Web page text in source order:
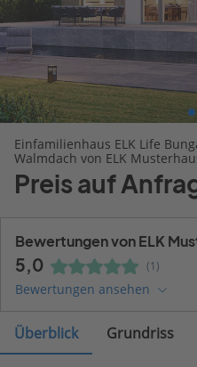
Einfamilienhaus ELK Life
Walmdach von ELK
Preis auf
Bewertungen von ELK
5,0 (1)
Bewertungen ansehen
Überblick Grundriss